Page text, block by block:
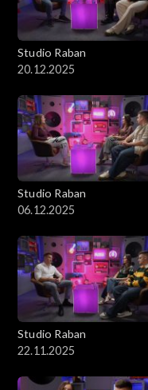
Studio Raban
20.12.2025
Studio Raban
06.12.2025
Studio Raban
22.11.2025